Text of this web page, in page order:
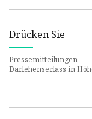
Drücken Sie
Pressemitteilungen
Darlehenserlass in